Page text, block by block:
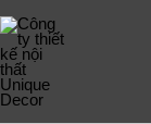
tới
nội
dung
trang
bài
đăng
kiếm